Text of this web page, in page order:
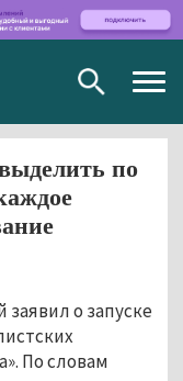
по
о запуске
По словам